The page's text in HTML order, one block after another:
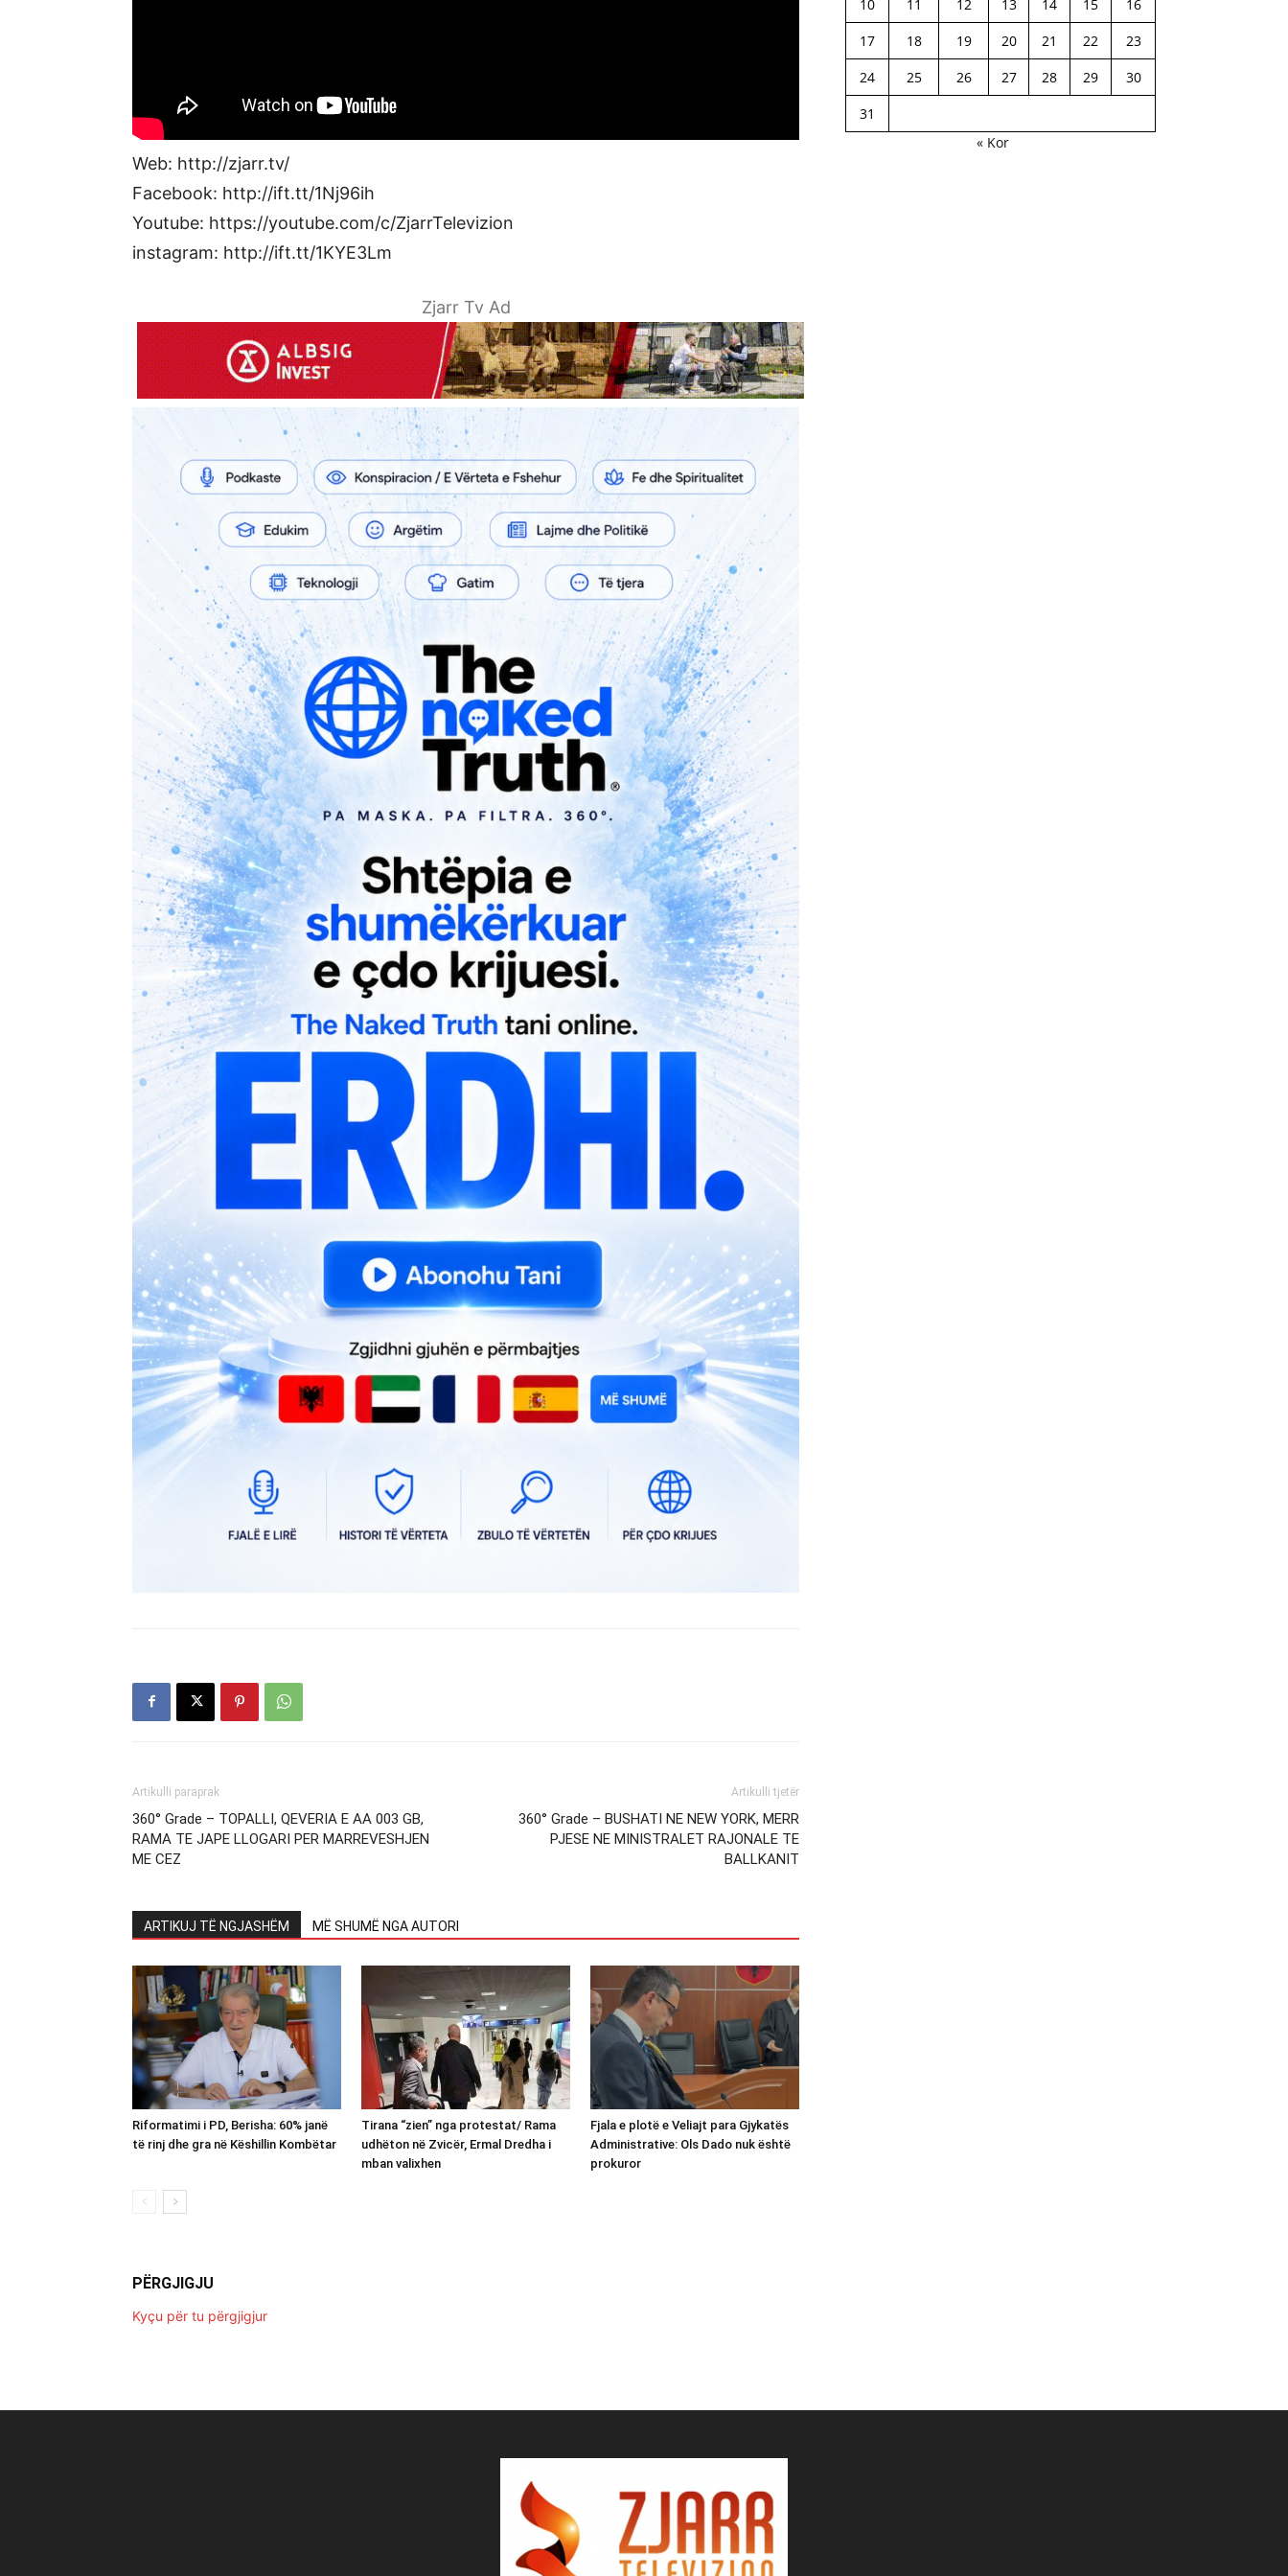
Web: http://zjarr.tv/
Facebook: http://ift.tt/1Nj96ih
Youtube: https://youtube.com/c/ZjarrTelevizion
instagram: http://ift.tt/1KYE3Lm
Zjarr Tv Ad
Artikulli paraprak
360° Grade – TOPALLI, QEVERIA E AA 003 GB,
RAMA TE JAPE LLOGARI PER MARREVESHJEN
ME CEZ
Artikulli tjetër
360° Grade – BUSHATI NE NEW YORK, MERR
PJESE NE MINISTRALET RAJONALE TE
BALLKANIT
ARTIKUJ TË NGJASHËM MË SHUMË NGA AUTORI
Riformatimi i PD, Berisha: 60% janë
të rinj dhe gra në Këshillin Kombëtar
Tirana “zien” nga protestat/ Rama
udhëton në Zvicër, Ermal Dredha i
mban valixhen
Fjala e plotë e Veliajt para Gjykatës
Administrative: Ols Dado nuk është
prokuror
PËRGJIGJU
Kyçu për tu përgjigjur
10 11 12 13 14 15
16
17
18 19 20 21 22
23
24
25 26 27 28 29
30
31
« Kor